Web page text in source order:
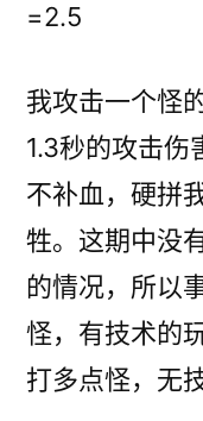
=2.5
我攻击一个怪
1.3秒的攻击
不补血，硬拼
牲。这期中没
的情况，所以
怪，有技术的
打多点怪，无